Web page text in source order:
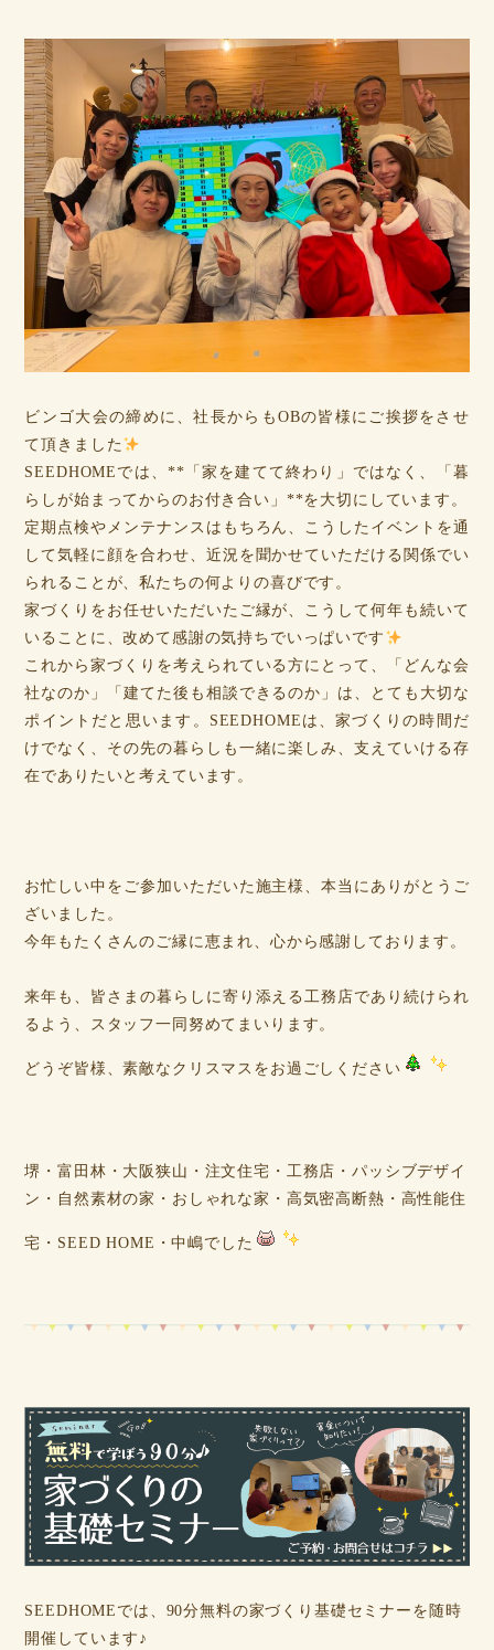
ビンゴ大会の締めに、社長からもOBの皆様にご挨拶をさせ
て頂きました
SEEDHOMEでは、**「家を建てて終わり」ではなく、「暮
らしが始まってからのお付き合い」**を大切にしています。
定期点検やメンテナンスはもちろん、こうしたイベントを通
して気軽に顔を合わせ、近況を聞かせていただける関係でい
られることが、私たちの何よりの喜びです。
家づくりをお任せいただいたご縁が、こうして何年も続いて
いることに、改めて感謝の気持ちでいっぱいです
これから家づくりを考えられている方にとって、「どんな会
社なのか」「建てた後も相談できるのか」は、とても大切な
ポイントだと思います。SEEDHOMEは、家づくりの時間だ
けでなく、その先の暮らしも一緒に楽しみ、支えていける存
在でありたいと考えています。
お忙しい中をご参加いただいた施主様、本当にありがとうご
ざいました。
今年もたくさんのご縁に恵まれ、心から感謝しております。
来年も、皆さまの暮らしに寄り添える工務店であり続けられ
るよう、スタッフ一同努めてまいります。
どうぞ皆様、素敵なクリスマスをお過ごしください
堺・富田林・大阪狭山・注文住宅・工務店・パッシブデザイ
ン・自然素材の家・おしゃれな家・高気密高断熱・高性能住
宅・SEED HOME・中嶋でした
SEEDHOMEでは、90分無料の家づくり基礎セミナーを随時
開催しています♪